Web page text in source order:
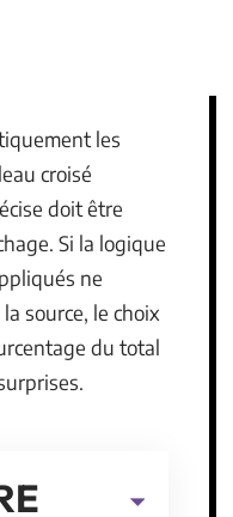
les
croisé
doit être
Si la logique
ne
source, le choix
du total